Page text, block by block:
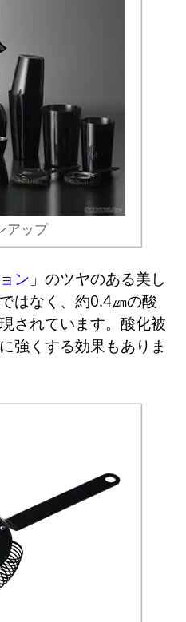
アップ
ン 」のツヤのある美し
はなく、約0.4㎛の酸
されています。酸化被
強くする効果もありま